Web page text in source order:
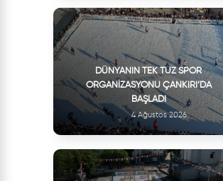
DÜNYANIN TEK TUZ SPOR
ORGANIZASYONU ÇANKIRI’DA
BAŞLADI
4 Ağustos 2026